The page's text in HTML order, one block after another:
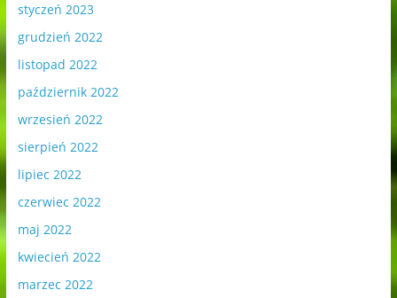
styczeń 2023
grudzień 2022
listopad 2022
październik 2022
wrzesień 2022
sierpień 2022
lipiec 2022
czerwiec 2022
maj 2022
kwiecień 2022
marzec 2022